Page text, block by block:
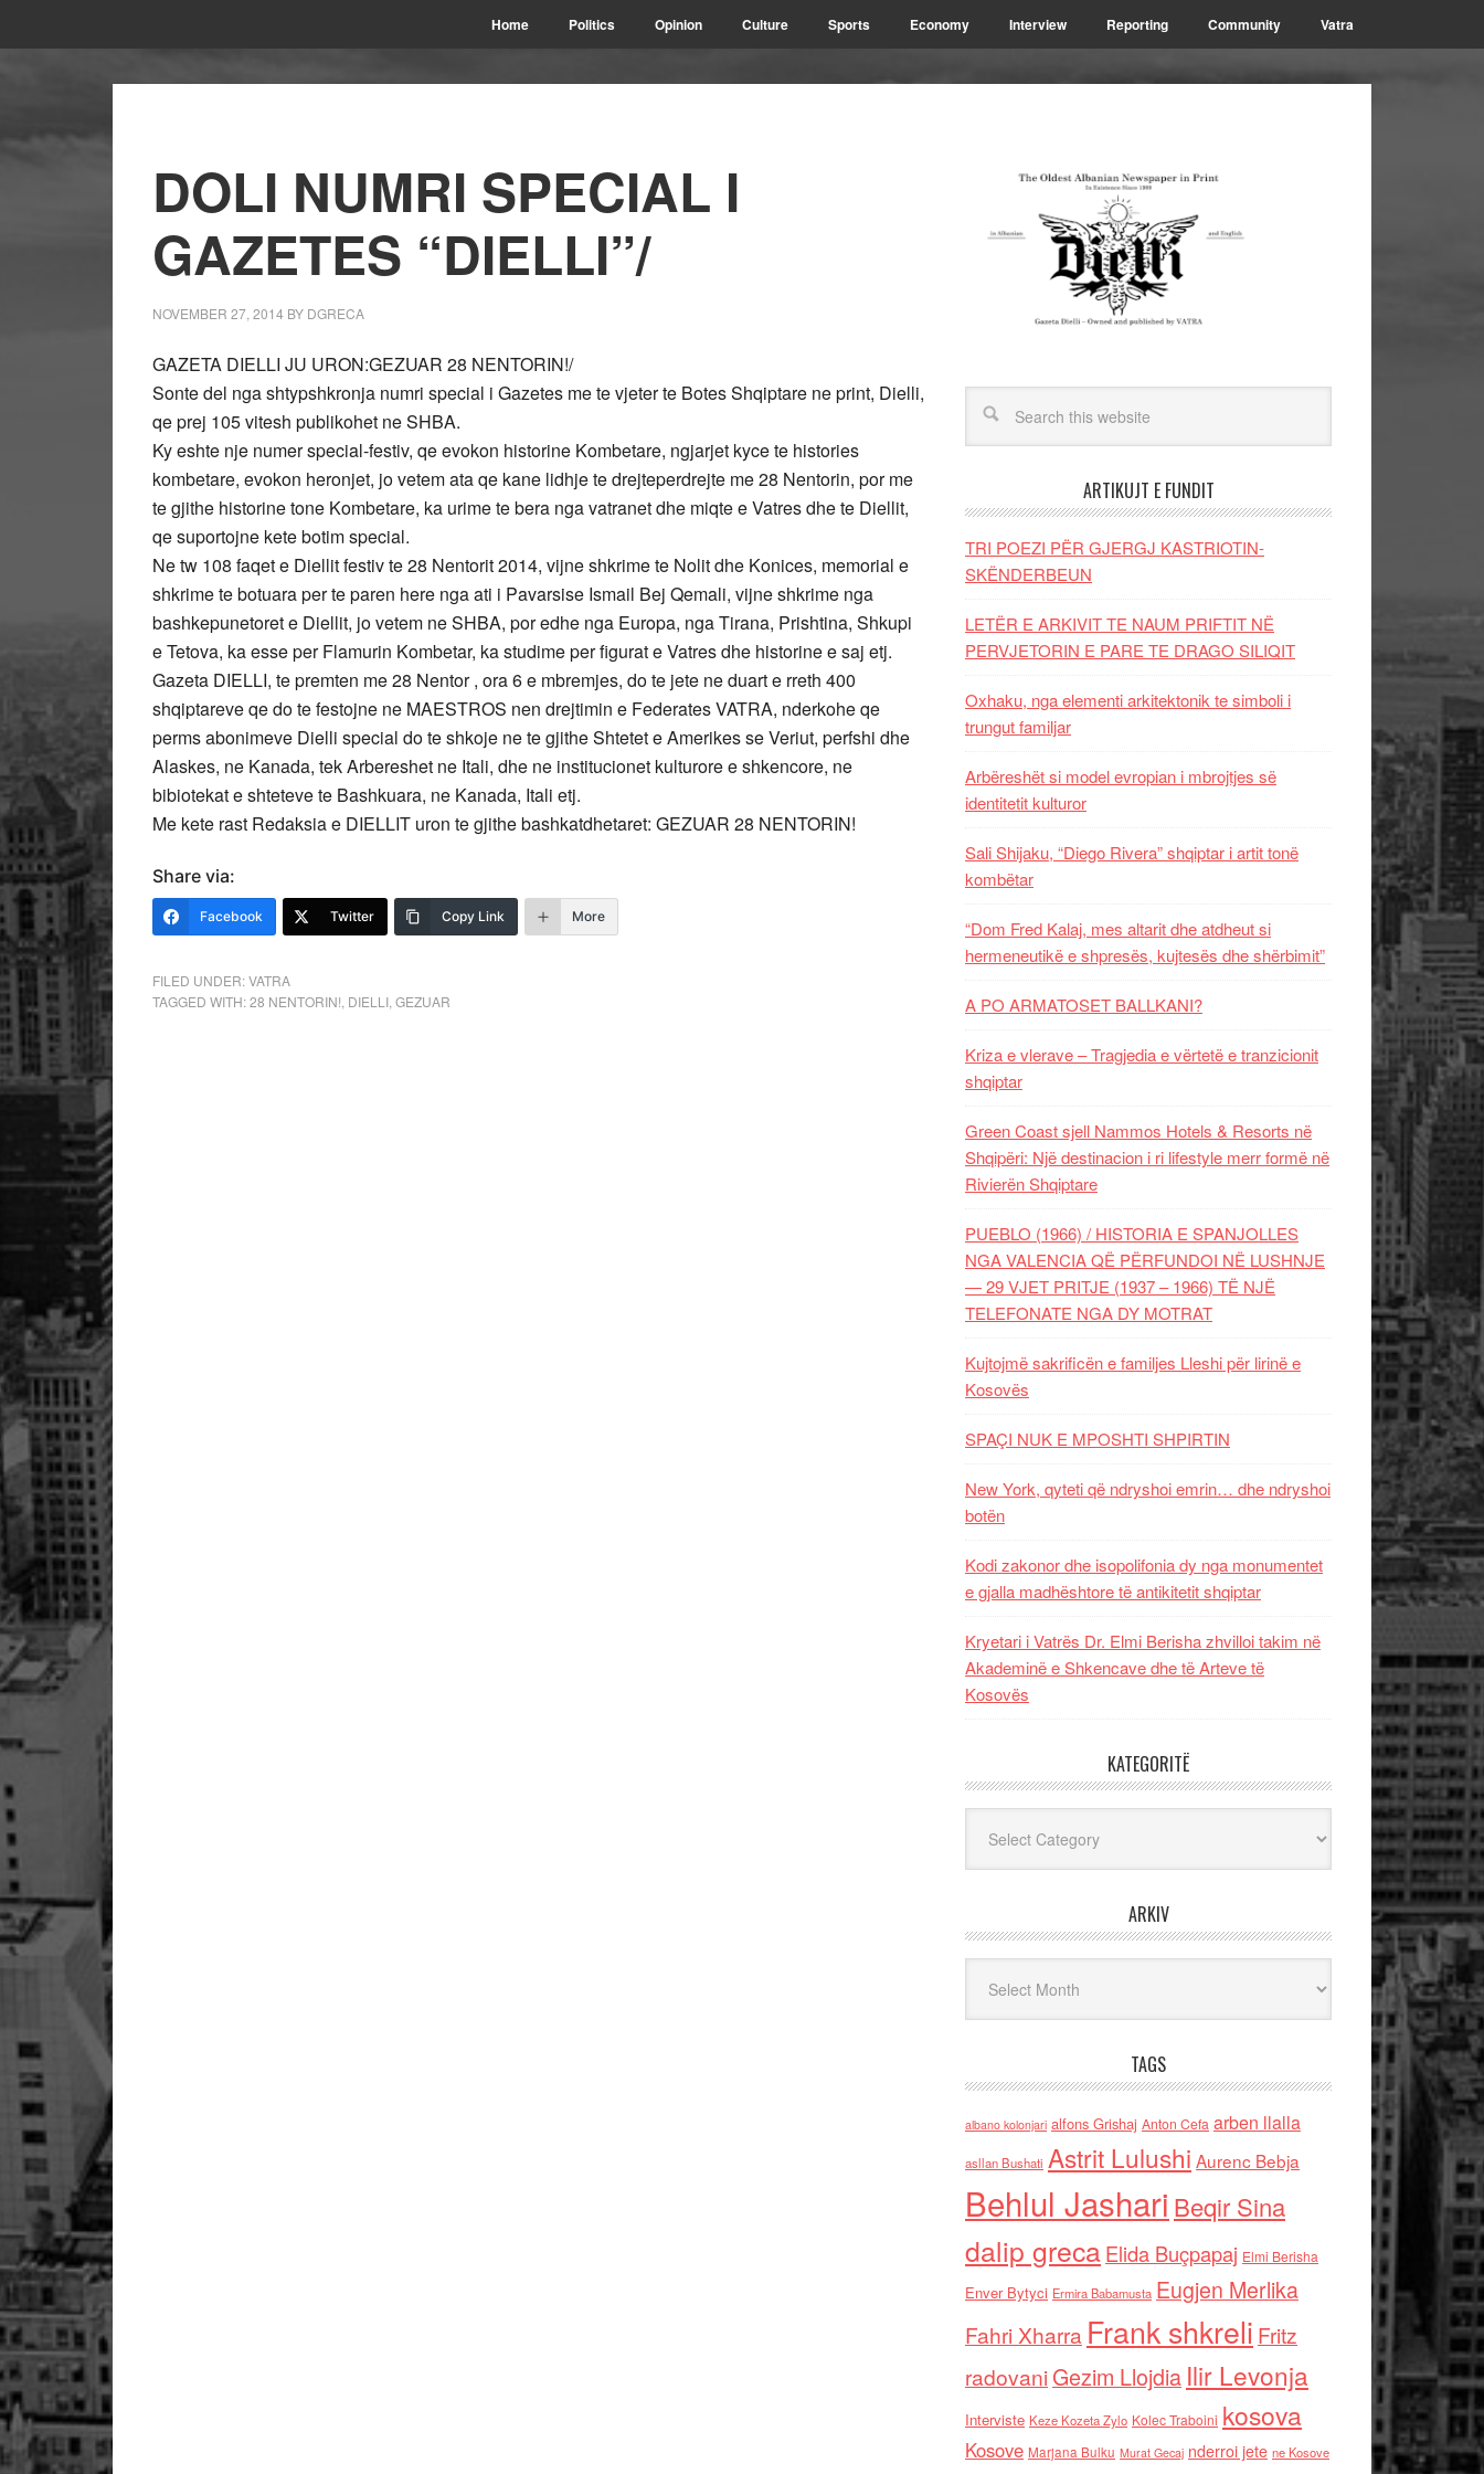
Home Politics Opinion Culture Sports Economy Interview Reporting Community Vatra
DOLI NUMRI SPECIAL I
GAZETES “DIELLI”/
NOVEMBER 27, 2014 BY DGRECA
GAZETA DIELLI JU URON:GEZUAR 28 NENTORIN!/
Sonte del nga shtypshkronja numri special i Gazetes me te vjeter te Botes Shqiptare ne print, Dielli,
qe prej 105 vitesh publikohet ne SHBA.
Ky eshte nje numer special-festiv, qe evokon historine Kombetare, ngjarjet kyce te histories
kombetare, evokon heronjet, jo vetem ata qe kane lidhje te drejteperdrejte me 28 Nentorin, por me
te gjithe historine tone Kombetare, ka urime te bera nga vatranet dhe miqte e Vatres dhe te Diellit,
qe suportojne kete botim special.
Ne tw 108 faqet e Diellit festiv te 28 Nentorit 2014, vijne shkrime te Nolit dhe Konices, memorial e
shkrime te botuara per te paren here nga ati i Pavarsise Ismail Bej Qemali, vijne shkrime nga
bashkepunetoret e Diellit, jo vetem ne SHBA, por edhe nga Europa, nga Tirana, Prishtina, Shkupi
e Tetova, ka esse per Flamurin Kombetar, ka studime per figurat e Vatres dhe historine e saj etj.
Gazeta DIELLI, te premten me 28 Nentor , ora 6 e mbremjes, do te jete ne duart e rreth 400
shqiptareve qe do te festojne ne MAESTROS nen drejtimin e Federates VATRA, nderkohe qe
perms abonimeve Dielli special do te shkoje ne te gjithe Shtetet e Amerikes se Veriut, perfshi dhe
Alaskes, ne Kanada, tek Arbereshet ne Itali, dhe ne institucionet kulturore e shkencore, ne
bibiotekat e shteteve te Bashkuara, ne Kanada, Itali etj.
Me kete rast Redaksia e DIELLIT uron te gjithe bashkatdhetaret: GEZUAR 28 NENTORIN!
Share via:
Facebook Twitter Copy Link More
FILED UNDER:VATRA
TAGGED WITH:28 NENTORIN! DIELLI GEZUAR
ARTIKUJT E FUNDIT
TRI POEZI PËR GJERGJ KASTRIOTIN-
SKËNDERBEUN
LETËR E ARKIVIT TE NAUM PRIFTIT NË
PERVJETORIN E PARE TE DRAGO SILIQIT
Oxhaku, nga elementi arkitektonik te simboli i
trungut familjar
Arbëreshët si model evropian i mbrojtjes së
identitetit kulturor
Sali Shijaku, “Diego Rivera” shqiptar i artit tonë
kombëtar
“Dom Fred Kalaj, mes altarit dhe atdheut si
hermeneutikë e shpresës, kujtesës dhe shërbimit”
A PO ARMATOSET BALLKANI?
Kriza e vlerave – Tragjedia e vërtetë e tranzicionit
shqiptar
Green Coast sjell Nammos Hotels & Resorts në
Shqipëri: Një destinacion i ri lifestyle merr formë në
Rivierën Shqiptare
PUEBLO (1966) / HISTORIA E SPANJOLLES
NGA VALENCIA QË PËRFUNDOI NË LUSHNJE
— 29 VJET PRITJE (1937 – 1966) TË NJË
TELEFONATE NGA DY MOTRAT
Kujtojmë sakrificën e familjes Lleshi për lirinë e
Kosovës
SPAÇI NUK E MPOSHTI SHPIRTIN
New York, qyteti që ndryshoi emrin… dhe ndryshoi
botën
Kodi zakonor dhe isopolifonia dy nga monumentet
e gjalla madhështore të antikitetit shqiptar
Kryetari i Vatrës Dr. Elmi Berisha zhvilloi takim në
Akademinë e Shkencave dhe të Arteve të
Kosovës
KATEGORITË
ARKIV
TAGS
albano kolonjari alfons Grishaj Anton Cefa arben llalla
asllan Bushati Astrit Lulushi Aurenc Bebja
Behlul Jashari Beqir Sina
dalip grecaElida Buçpapaj Elmi Berisha
Enver Bytyci Ermira Babamusta Eugjen Merlika
Fahri Xharra Frank shkreli Fritz
radovaniGezim Llojdia Ilir Levonja
Interviste Keze Kozeta Zylo Kolec Traboini kosova
Kosove Marjana Bulku Murat Gecaj nderroi jete ne Kosove